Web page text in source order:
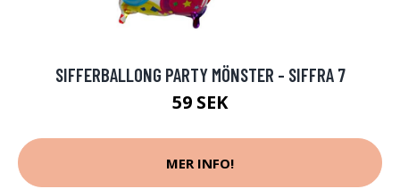
SIFFERBALLONG PARTY MÖNSTER - SIFFRA 7
59 SEK
MER INFO!